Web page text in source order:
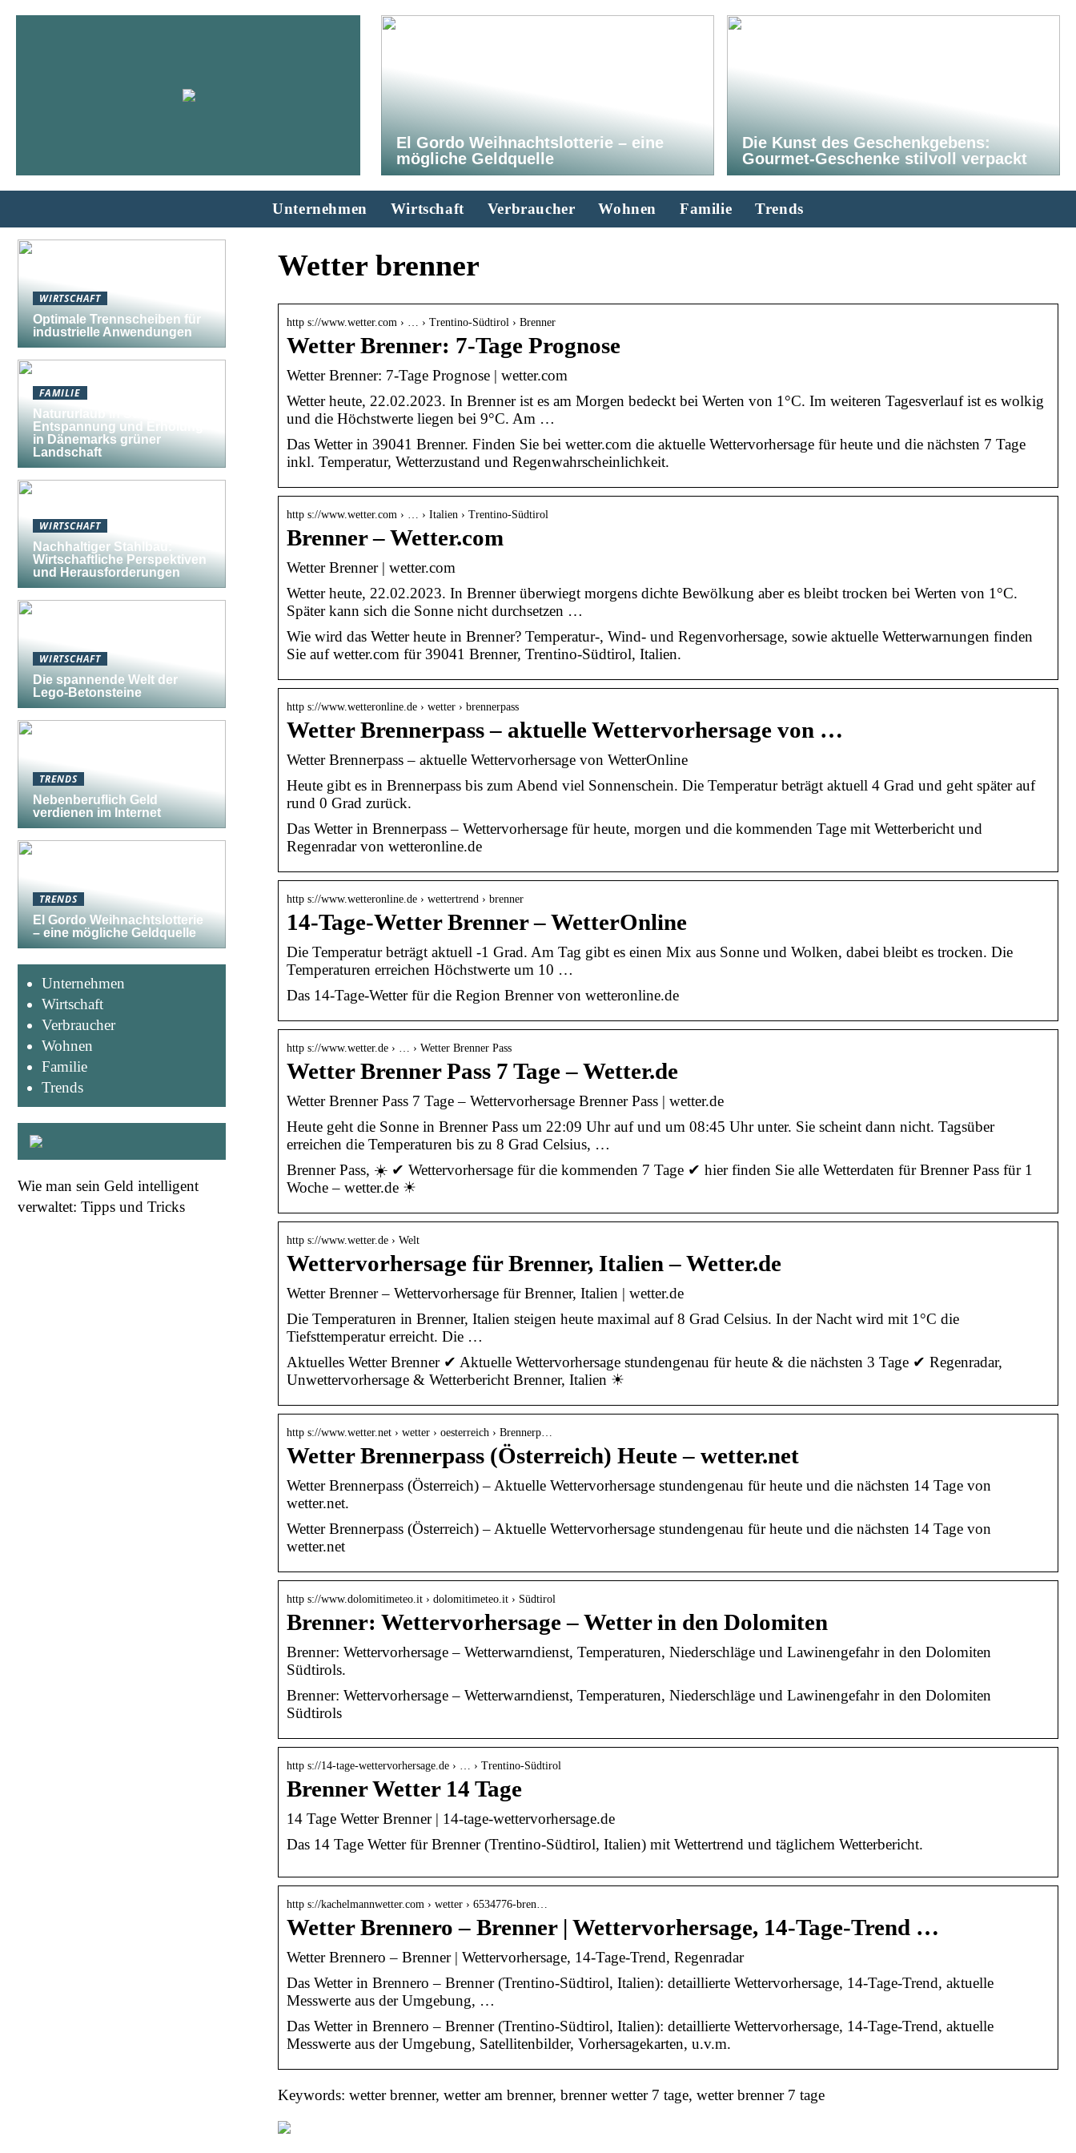
El Gordo Weihnachtslotterie – eine
mögliche Geldquelle
Die Kunst des Geschenkgebens:
Gourmet-Geschenke stilvoll verpackt
Unternehmen Wirtschaft Verbraucher Wohnen Familie Trends
Wetter brenner
http s://www.wetter.com › … › Trentino-Südtirol › Brenner
Wetter Brenner: 7-Tage Prognose
Wetter Brenner: 7-Tage Prognose | wetter.com
Wetter heute, 22.02.2023. In Brenner ist es am Morgen bedeckt bei Werten von 1°C. Im weiteren Tagesverlauf ist es wolkig
und die Höchstwerte liegen bei 9°C. Am …
Das Wetter in 39041 Brenner. Finden Sie bei wetter.com die aktuelle Wettervorhersage für heute und die nächsten 7 Tage
inkl. Temperatur, Wetterzustand und Regenwahrscheinlichkeit.
http s://www.wetter.com › … › Italien › Trentino-Südtirol
Brenner – Wetter.com
Wetter Brenner | wetter.com
Wetter heute, 22.02.2023. In Brenner überwiegt morgens dichte Bewölkung aber es bleibt trocken bei Werten von 1°C.
Später kann sich die Sonne nicht durchsetzen …
Wie wird das Wetter heute in Brenner? Temperatur-, Wind- und Regenvorhersage, sowie aktuelle Wetterwarnungen finden
Sie auf wetter.com für 39041 Brenner, Trentino-Südtirol, Italien.
http s://www.wetteronline.de › wetter › brennerpass
Wetter Brennerpass – aktuelle Wettervorhersage von …
Wetter Brennerpass – aktuelle Wettervorhersage von WetterOnline
Heute gibt es in Brennerpass bis zum Abend viel Sonnenschein. Die Temperatur beträgt aktuell 4 Grad und geht später auf
rund 0 Grad zurück.
Das Wetter in Brennerpass – Wettervorhersage für heute, morgen und die kommenden Tage mit Wetterbericht und
Regenradar von wetteronline.de
http s://www.wetteronline.de › wettertrend › brenner
14-Tage-Wetter Brenner – WetterOnline
Die Temperatur beträgt aktuell -1 Grad. Am Tag gibt es einen Mix aus Sonne und Wolken, dabei bleibt es trocken. Die
Temperaturen erreichen Höchstwerte um 10 …
Das 14-Tage-Wetter für die Region Brenner von wetteronline.de
http s://www.wetter.de › … › Wetter Brenner Pass
Wetter Brenner Pass 7 Tage – Wetter.de
Wetter Brenner Pass 7 Tage – Wettervorhersage Brenner Pass | wetter.de
Heute geht die Sonne in Brenner Pass um 22:09 Uhr auf und um 08:45 Uhr unter. Sie scheint dann nicht. Tagsüber
erreichen die Temperaturen bis zu 8 Grad Celsius, …
Brenner Pass, ☀️ ✔ Wettervorhersage für die kommenden 7 Tage ✔ hier finden Sie alle Wetterdaten für Brenner Pass für 1
Woche – wetter.de ☀
http s://www.wetter.de › Welt
Wettervorhersage für Brenner, Italien – Wetter.de
Wetter Brenner – Wettervorhersage für Brenner, Italien | wetter.de
Die Temperaturen in Brenner, Italien steigen heute maximal auf 8 Grad Celsius. In der Nacht wird mit 1°C die
Tiefsttemperatur erreicht. Die …
Aktuelles Wetter Brenner ✔ Aktuelle Wettervorhersage stundengenau für heute & die nächsten 3 Tage ✔ Regenradar,
Unwettervorhersage & Wetterbericht Brenner, Italien ☀
http s://www.wetter.net › wetter › oesterreich › Brennerp…
Wetter Brennerpass (Österreich) Heute – wetter.net
Wetter Brennerpass (Österreich) – Aktuelle Wettervorhersage stundengenau für heute und die nächsten 14 Tage von
wetter.net.
Wetter Brennerpass (Österreich) – Aktuelle Wettervorhersage stundengenau für heute und die nächsten 14 Tage von
wetter.net
http s://www.dolomitimeteo.it › dolomitimeteo.it › Südtirol
Brenner: Wettervorhersage – Wetter in den Dolomiten
Brenner: Wettervorhersage – Wetterwarndienst, Temperaturen, Niederschläge und Lawinengefahr in den Dolomiten
Südtirols.
Brenner: Wettervorhersage – Wetterwarndienst, Temperaturen, Niederschläge und Lawinengefahr in den Dolomiten
Südtirols
http s://14-tage-wettervorhersage.de › … › Trentino-Südtirol
Brenner Wetter 14 Tage
14 Tage Wetter Brenner | 14-tage-wettervorhersage.de
Das 14 Tage Wetter für Brenner (Trentino-Südtirol, Italien) mit Wettertrend und täglichem Wetterbericht.
http s://kachelmannwetter.com › wetter › 6534776-bren…
Wetter Brennero – Brenner | Wettervorhersage, 14-Tage-Trend …
Wetter Brennero – Brenner | Wettervorhersage, 14-Tage-Trend, Regenradar
Das Wetter in Brennero – Brenner (Trentino-Südtirol, Italien): detaillierte Wettervorhersage, 14-Tage-Trend, aktuelle
Messwerte aus der Umgebung, …
Das Wetter in Brennero – Brenner (Trentino-Südtirol, Italien): detaillierte Wettervorhersage, 14-Tage-Trend, aktuelle
Messwerte aus der Umgebung, Satellitenbilder, Vorhersagekarten, u.v.m.
Keywords: wetter brenner, wetter am brenner, brenner wetter 7 tage, wetter brenner 7 tage
WIRTSCHAFT
Optimale Trennscheiben für
industrielle Anwendungen
FAMILIE
Natururlaub in Südjütland:
Entspannung und Erholung
in Dänemarks grüner
Landschaft
WIRTSCHAFT
Nachhaltiger Stahlbau:
Wirtschaftliche Perspektiven
und Herausforderungen
WIRTSCHAFT
Die spannende Welt der
Lego-Betonsteine
TRENDS
Nebenberuflich Geld
verdienen im Internet
TRENDS
El Gordo Weihnachtslotterie
– eine mögliche Geldquelle
Unternehmen
Wirtschaft
Verbraucher
Wohnen
Familie
Trends
Wie man sein Geld intelligent
verwaltet: Tipps und Tricks